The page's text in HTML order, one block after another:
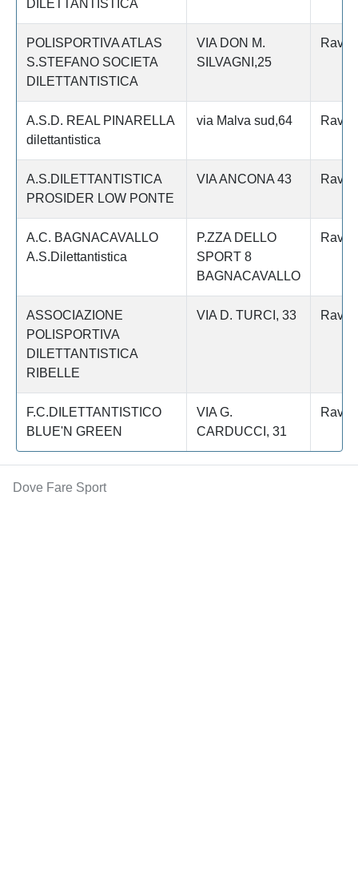
DILETTANTISTICA
POLISPORTIVA ATLAS
S.STEFANO SOCIETA
DILETTANTISTICA
VIA DON M.
SILVAGNI,25
A.S.D. REAL PINARELLA
dilettantistica
via Malva sud,64
A.S.DILETTANTISTICA
PROSIDER LOW PONTE
VIA ANCONA 43
A.C. BAGNACAVALLO
A.S.Dilettantistica
P.ZZA DELLO
SPORT 8
BAGNACAVALLO
ASSOCIAZIONE
POLISPORTIVA
DILETTANTISTICA
RIBELLE
VIA D. TURCI, 33
F.C.DILETTANTISTICO
BLUE'N GREEN
VIA G.
CARDUCCI, 31
Dove Fare Sport